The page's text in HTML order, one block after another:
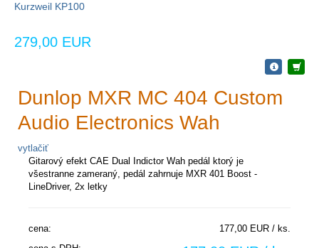
Kurzweil KP100
279,00 EUR
Dunlop MXR MC 404 Custom
Audio Electronics Wah
vytlačiť
Gitarový efekt CAE Dual Indictor Wah pedál ktorý je
všestranne zameraný, pedál zahrnuje MXR 401 Boost -
LineDriver, 2x letky
cena:
177,00 EUR / ks.